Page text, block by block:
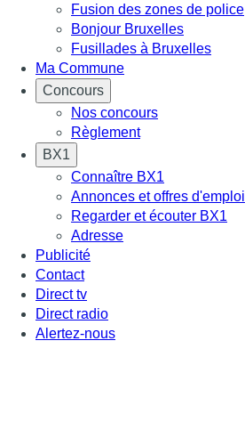
Fusion des zones de police
Bonjour Bruxelles
Fusillades à Bruxelles
Ma Commune
Concours
Nos concours
Règlement
BX1
Connaître BX1
Annonces et offres d'emploi
Regarder et écouter BX1
Adresse
Publicité
Contact
Direct tv
Direct radio
Alertez-nous